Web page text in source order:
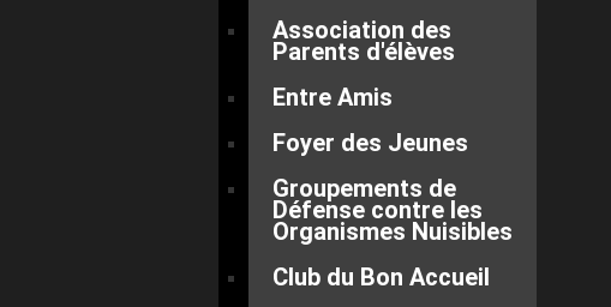
Association des
Parents d'élèves
Entre Amis
Foyer des Jeunes
Groupements de
Défense contre les
Organismes Nuisibles
Club du Bon Accueil